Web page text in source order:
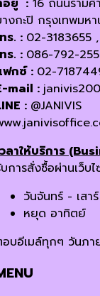
งกะปิ กรุงเทพมห
ร. : 02-3183655
ร. : 086-792-
กซ์ : 02-
mail :
: @JANIVIS
ลาให้บริการ
การสั่งซื้อผ่านเว็บ
วันจันทร์ - เสา
หยุด อาทิตย์
บอีเมล์ทุกๆ วันภา